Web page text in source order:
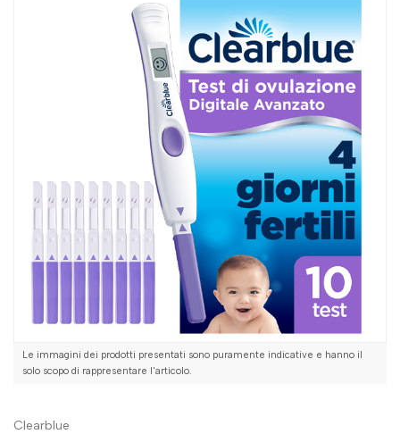
Clearblue Test Ovulazione Digitale Avanzato 10 stick
Le immagini dei prodotti presentati sono puramente indicative e hanno il
solo scopo di rappresentare l'articolo.
Clearblue